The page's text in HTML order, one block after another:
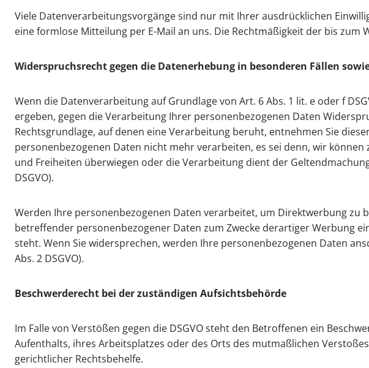
Viele Datenverarbeitungsvorgänge sind nur mit Ihrer ausdrücklichen
eine formlose Mitteilung per E-Mail an uns. Die Rechtmäßigkeit der bis
Widerspruchsrecht gegen die Datenerhebung in besonderen Fällen
Wenn die Datenverarbeitung auf Grundlage von Art. 6 Abs. 1 lit. e oder f
ergeben, gegen die Verarbeitung Ihrer personenbezogenen Daten
Rechtsgrundlage, auf denen eine Verarbeitung beruht, entnehmen Sie
personenbezogenen Daten nicht mehr verarbeiten, es sei denn, wir
und Freiheiten überwiegen oder die Verarbeitung dient der
DSGVO).
Werden Ihre personenbezogenen Daten verarbeitet, um Direktwerbung zu
betreffender personenbezogener Daten zum Zwecke derartiger Werbung
steht. Wenn Sie widersprechen, werden Ihre personenbezogenen Daten
Abs. 2 DSGVO).
Beschwerderecht bei der zuständigen Aufsichtsbehörde
Im Falle von Verstößen gegen die DSGVO steht den Betroffenen ein
Aufenthalts, ihres Arbeitsplatzes oder des Orts des mutmaßlichen
gerichtlicher Rechtsbehelfe.